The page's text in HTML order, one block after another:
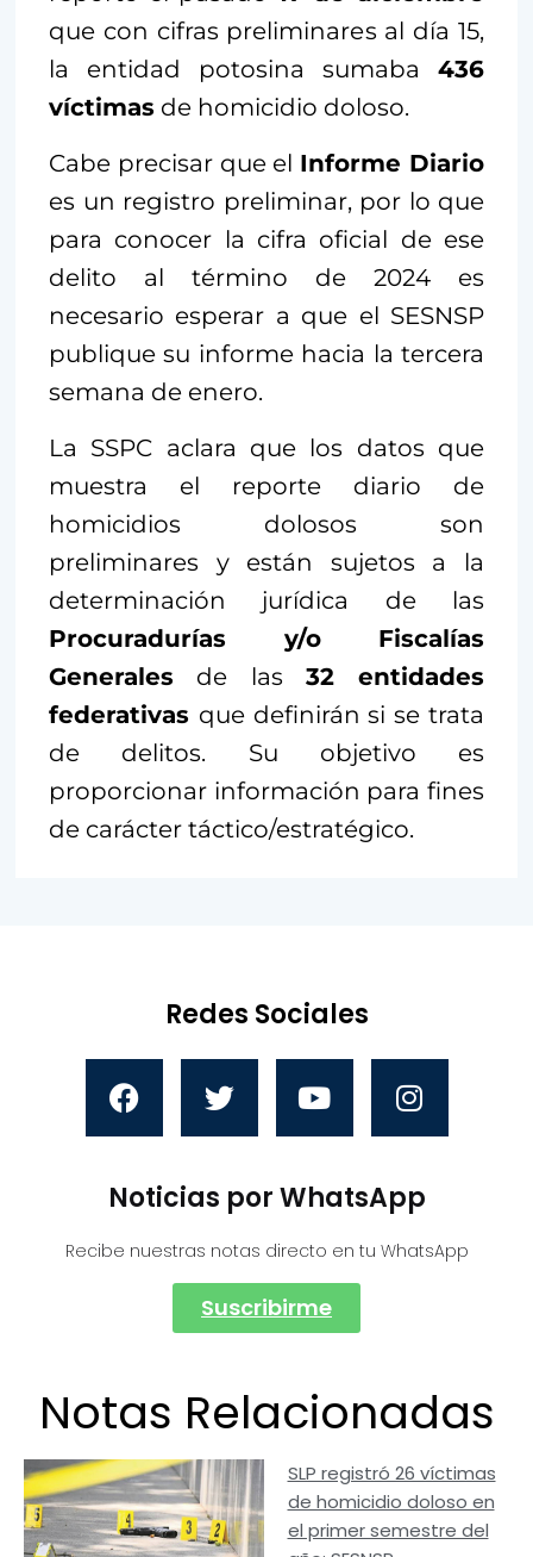
que con cifras preliminares al día 15,
la entidad potosina sumaba 436
víctimas de homicidio doloso.
Cabe precisar que el Informe Diario
es un registro preliminar, por lo que
para conocer la cifra oficial de ese
delito al término de 2024 es
necesario esperar a que el SESNSP
publique su informe hacia la tercera
semana de enero.
La SSPC aclara que los datos que
muestra el reporte diario de
homicidios dolosos son
preliminares y están sujetos a la
determinación jurídica de las
Procuradurías y/o Fiscalías
Generales de las 32 entidades
federativas que definirán si se trata
de delitos. Su objetivo es
proporcionar información para fines
de carácter táctico/estratégico.
Redes Sociales
Noticias por WhatsApp
Recibe nuestras notas directo en tu WhatsApp
Suscribirme
Notas Relacionadas
SLP registró 26 víctimas
de homicidio doloso en
el primer semestre del